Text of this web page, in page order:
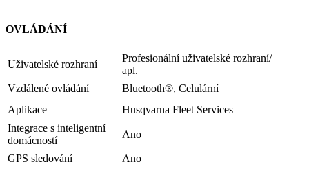
OVLÁDÁNÍ
Uživatelské rozhraní
Profesionální uživatelské rozhraní/
apl.
Vzdálené ovládání
Bluetooth®, Celulární
Aplikace
Husqvarna Fleet Services
Integrace s inteligentní
domácností
Ano
GPS sledování Ano